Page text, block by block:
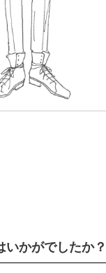
いかがでしたか？